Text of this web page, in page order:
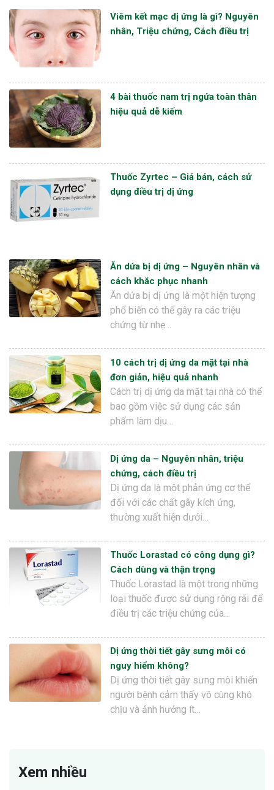
Viêm kết mạc dị ứng là gì? Nguyên
nhân, Triệu chứng, Cách điều trị
4 bài thuốc nam trị ngứa toàn thân
hiệu quả dễ kiếm
Thuốc Zyrtec – Giá bán, cách sử
dụng điều trị dị ứng
Ăn dứa bị dị ứng – Nguyên nhân và
cách khắc phục nhanh
Ăn dứa bị dị ứng là một hiện tượng
phổ biến có thể gây ra các triệu
chứng từ nhẹ…
10 cách trị dị ứng da mặt tại nhà
đơn giản, hiệu quả nhanh
Cách trị dị ứng da mặt tại nhà có thể
bao gồm việc sử dụng các sản
phẩm làm dịu…
Dị ứng da – Nguyên nhân, triệu
chứng, cách điều trị
Dị ứng da là một phản ứng cơ thể
đối với các chất gây kích ứng,
thường xuất hiện dưới…
Thuốc Lorastad có công dụng gì?
Cách dùng và thận trọng
Thuốc Lorastad là một trong những
loại thuốc được sử dụng rộng rãi để
điều trị các triệu chứng của…
Dị ứng thời tiết gây sưng môi có
nguy hiểm không?
Dị ứng thời tiết gây sưng môi khiến
người bệnh cảm thấy vô cùng khó
chịu và ảnh hưởng ít…
Xem nhiều